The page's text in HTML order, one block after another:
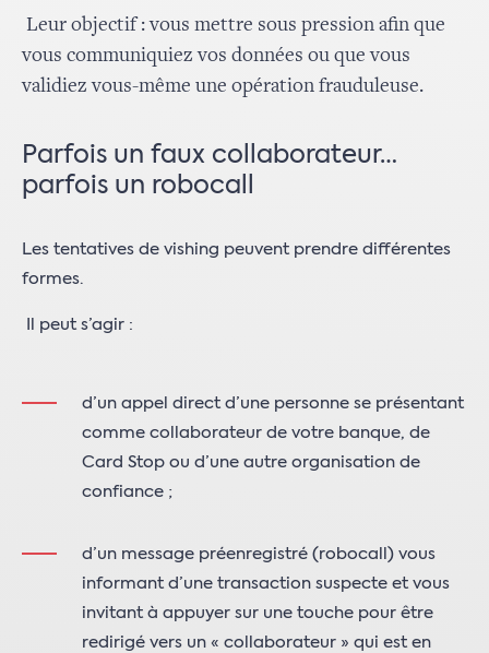
Leur objectif : vous mettre sous pression afin que
vous communiquiez vos données ou que vous
validiez vous-même une opération frauduleuse.
Parfois un faux collaborateur…
parfois un robocall
Les tentatives de vishing peuvent prendre différentes
formes.
Il peut s’agir :
d’un appel direct d’une personne se présentant
comme collaborateur de votre banque, de
Card Stop ou d’une autre organisation de
confiance ;
d’un message préenregistré (robocall) vous
informant d’une transaction suspecte et vous
invitant à appuyer sur une touche pour être
redirigé vers un « collaborateur » qui est en